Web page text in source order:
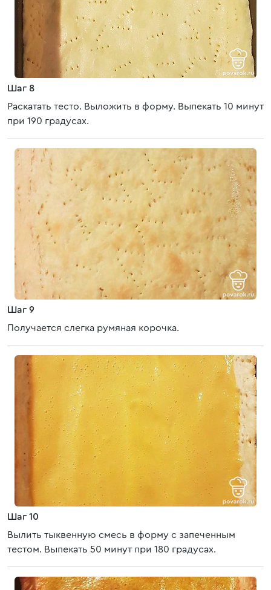
Шаг 8
Раскатать тесто. Выложить в форму. Выпекать 10 минут
при 190 градусах.
Шаг 9
Получается слегка румяная корочка.
Шаг 10
Вылить тыквенную смесь в форму с запеченным
тестом. Выпекать 50 минут при 180 градусах.